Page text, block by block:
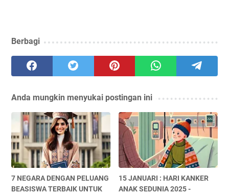
Berbagi
Anda mungkin menyukai postingan ini
7 NEGARA DENGAN PELUANG
BEASISWA TERBAIK UNTUK
15 JANUARI : HARI KANKER
ANAK SEDUNIA 2025 -